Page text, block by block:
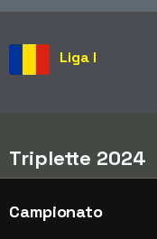
Liga I
Triplette 2024
Campionato